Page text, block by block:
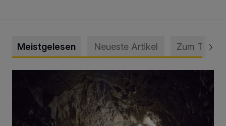
Meistgelesen Neueste Artikel Zum Thema